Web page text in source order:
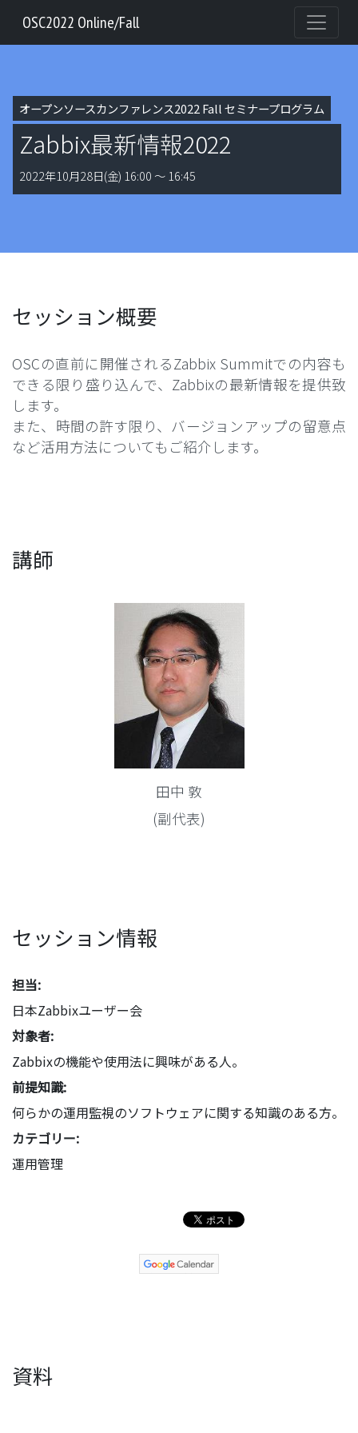
OSC2022 Online/Fall
オープンソースカンファレンス2022 Fall セミナープログラム
Zabbix最新情報2022
2022年10月28日(金) 16:00 〜 16:45
セッション概要
OSCの直前に開催されるZabbix Summitでの内容も
できる限り盛り込んで、Zabbixの最新情報を提供致
します。
また、時間の許す限り、バージョンアップの留意点
など活用方法についてもご紹介します。
講師
田中 敦
(副代表)
セッション情報
担当:
日本Zabbixユーザー会
対象者:
Zabbixの機能や使用法に興味がある人。
前提知識:
何らかの運用監視のソフトウェアに関する知識のある方。
カテゴリー:
運用管理
資料